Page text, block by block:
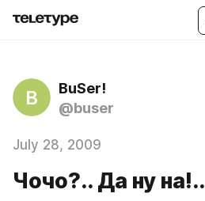
B
BuSer!
@buser
July 28, 2009
Чочо?.. Да ну на!..